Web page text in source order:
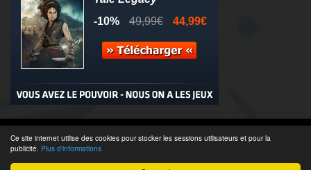
Ce site internet utilise des cookies pour stocker les sessions utilisateurs et pour la
publicité. Plus d'informations